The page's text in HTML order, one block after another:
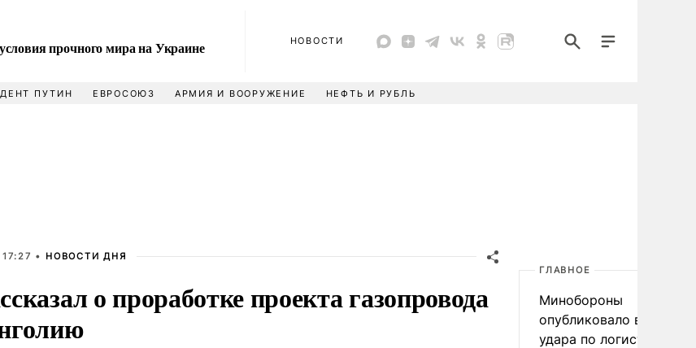
прочного мира на Украине НОВОСТИ
ПУТИН ЕВРОСОЮЗ АРМИЯ И ВООРУЖЕНИЕ НЕФТЬ И РУБЛЬ
• НОВОСТИ ДНЯ
о проработке проекта газопровода
ГЛАВНОЕ
Минобороны
опубликовало видео
удара по